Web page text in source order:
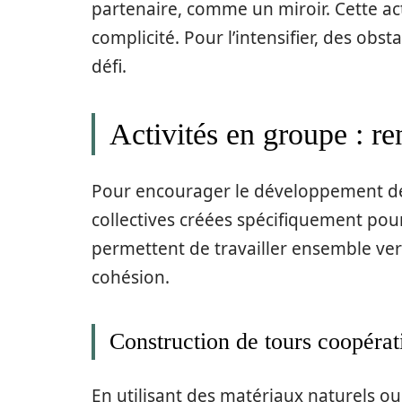
partenaire, comme un miroir. Cette
complicité. Pour l’intensifier, des
défi.
Activités en groupe :
Pour encourager le développement
collectives créées spécifiquement
permettent de travailler ensemble
cohésion.
Construction de tours
En utilisant des matériaux naturels